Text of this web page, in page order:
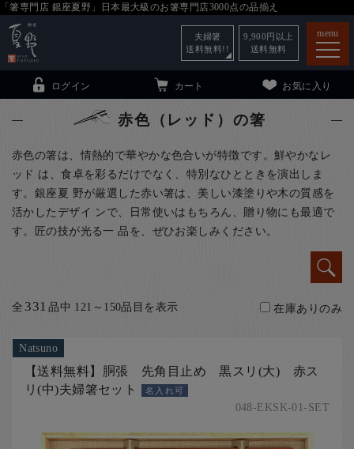
「箸専門店 銀座夏野」日本最大級のお箸専門店3000点の品揃え
menu
子供和食器（贈答用・自宅用）
ご利用ガイド
お客様の声
店舗紹介
お知らせ
ログイン カート お気に入り
夫婦箸
送料無料!!
9,900 円以上
送料無料
赤色（レッド）の箸
赤色の箸は、情熱的で華やかな色合いが特徴です。鮮やかなレ
ッド は、食卓を彩るだけでなく、特別なひとときを演出しま
す。銀座夏 野が厳選した赤い箸は、美しい漆塗りや木の質感を
活かしたデザイ ンで、日常使いはもちろん、贈り物にも最適で
す。匠の技が光る一 品を、ぜひお楽しみください。
全 331品中 121～150品目を表示 在庫ありのみ
Natsuno
【送料無料】胴張 先角目止め 黒スリ(大) 赤ス
リ(中)夫婦箸セット
名入れ可
048-EKSK-01-SET